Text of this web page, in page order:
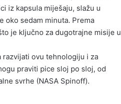
iz kapsula miješaju, slažu u
oko sedam minuta. Prema
je ključno za dugotrajne misije u
razvijati ovu tehnologiju i za
praviti pice sloj po sloj, od
svrhe (NASA Spinoff).